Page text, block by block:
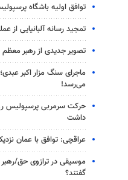
توافق اولیه باشگاه
تمجید رسانه آلبانیایی از
تصویر جدیدی از رهبر
ماجرای سنگ مزار اکبر
می‌رسد!
حرکت سرمربی پرسپولیس روی
داشت
عراقچی: توافق با عمان نزدیک است/
موسیقی در ترازوی حق/
گفتند؟